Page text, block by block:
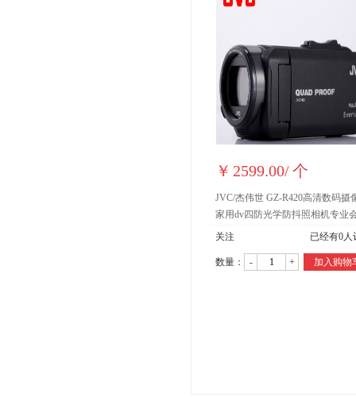
￥ 2599.00/个
JVC/杰伟世 GZ-R420高清数码摄
家用dv四防光学防抖照相机专业
婚庆迷你旅游摄影录像机 磨砂黑
关注 已经有0人
数量： - + 加入购物